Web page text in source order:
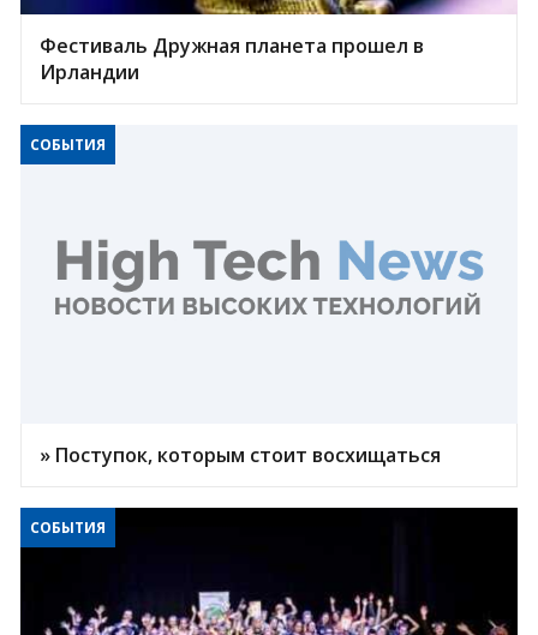
Фестиваль Дружная планета прошел в
Ирландии
СОБЫТИЯ
» Поступок, которым стоит восхищаться
СОБЫТИЯ